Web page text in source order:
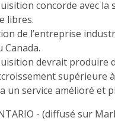
concorde avec
libres.
de l’entreprise
Canada.
devrait produire
supérieure
un service amélioré et
- (diffusé sur